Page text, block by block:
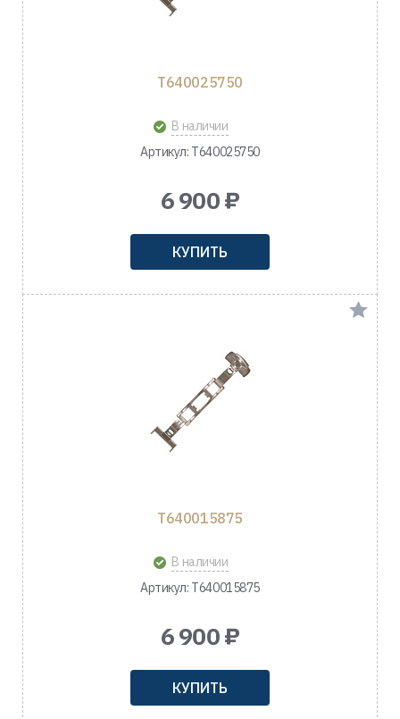
T640025750
В наличии
Артикул: T640025750
6 900 ₽
КУПИТЬ
T640015875
В наличии
Артикул: T640015875
6 900 ₽
КУПИТЬ